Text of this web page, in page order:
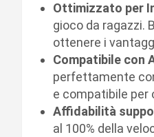
Ottimizzato per
gioco da ragazzi.
ottenere i
Compatibile con
perfettamente
e compatibile per
Affidabilità
al 100% della